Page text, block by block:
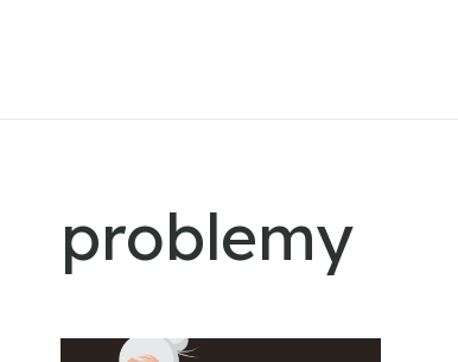
problemy